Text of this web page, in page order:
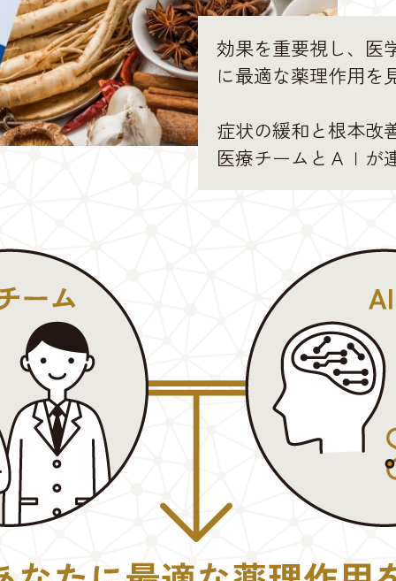
効果を重要視し、
に最適な薬理作用を
症状の緩和と根本改
医療チームとＡＩが